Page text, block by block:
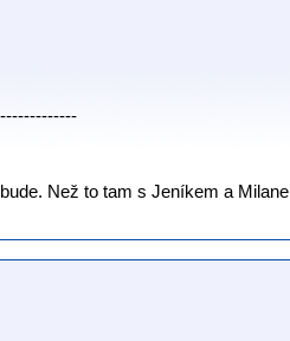
Než to tam s Jeníkem a